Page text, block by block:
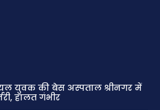
युवक की बेस अस्पताल श्रीनगर में
हालत गंभीर